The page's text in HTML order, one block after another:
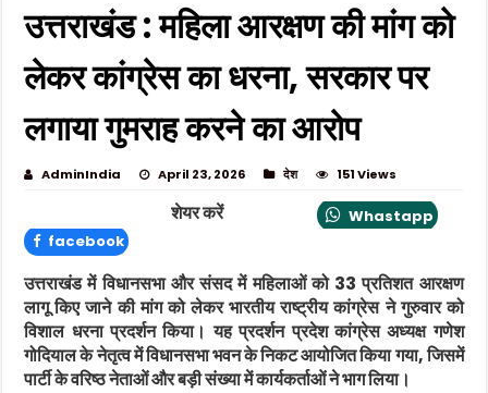
उत्तराखंड : महिला आरक्षण की मांग को
लेकर कांग्रेस का धरना, सरकार पर
लगाया गुमराह करने का आरोप
AdminIndia April 23, 2026 देश 151 Views
शेयर करें
Whastapp
facebook
उत्तराखंडमें विधानसभा और संसद में महिलाओं को 33 प्रतिशत आरक्षण
लागू किए जाने की मांग को लेकरभारतीय राष्ट्रीय कांग्रेसने गुरुवार को
विशाल धरना प्रदर्शन किया। यह प्रदर्शन प्रदेश कांग्रेस अध्यक्षगणेश
गोदियालके नेतृत्व में विधानसभा भवन के निकट आयोजित किया गया, जिसमें
पार्टी के वरिष्ठ नेताओं और बड़ी संख्या में कार्यकर्ताओं ने भाग लिया।